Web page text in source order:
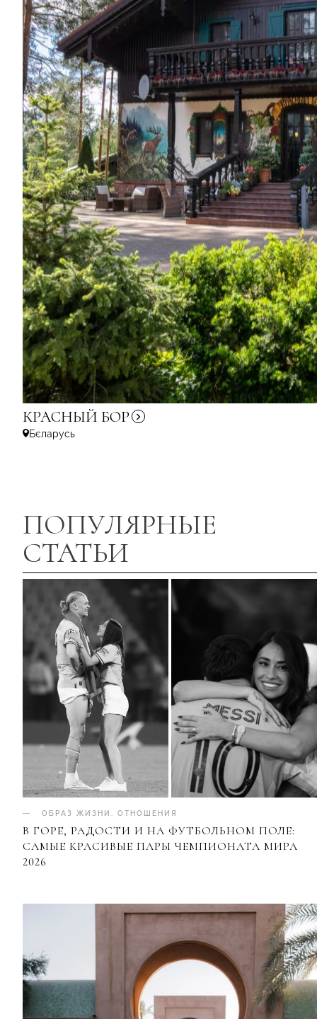
КРАСНЫЙ БОР
Бєларусь
ПОПУЛЯРНЫЕ
СТАТЬИ
ОБРАЗ ЖИЗНИ ОТНОШЕНИЯ
В ГОРЕ, РАДОСТИ И НА ФУТБОЛЬНОМ ПОЛЕ:
САМЫЕ КРАСИВЫЕ ПАРЫ ЧЕМПИОНАТА МИРА
2026